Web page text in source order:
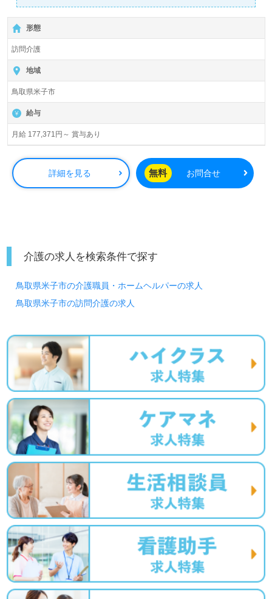
詳細に関してお気軽にご相談ください♪
【無料】で皆さんの転職活動をサポートいたします。
形態
訪問介護
地域
鳥取県米子市
給与
月給 177,371円～ 賞与あり
詳細を見る 無料 お問合せ
介護の求人を検索条件で探す
鳥取県米子市の介護職員・ホームヘルパーの求人
鳥取県米子市の訪問介護の求人